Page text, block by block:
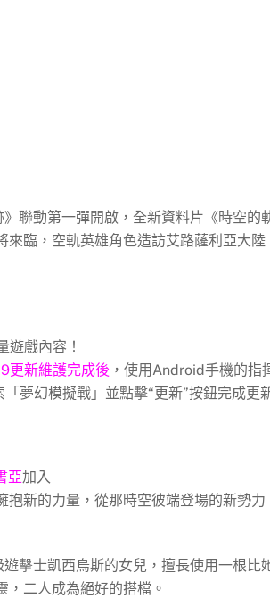
》聯動第一彈開啟，全新資料片《時空的
來臨，空軌英雄角色造訪艾路薩利亞大
遊戲內容！
更新維護完成後 ，使用Android手機的指
夢幻模擬戰」並點擊“更新”按鈕完成更
亞加入
抱新的力量，從那時空彼端登場的新勢
擊士凱西烏斯的女兒，擅長使用一根
，二人成為絕好的搭檔。